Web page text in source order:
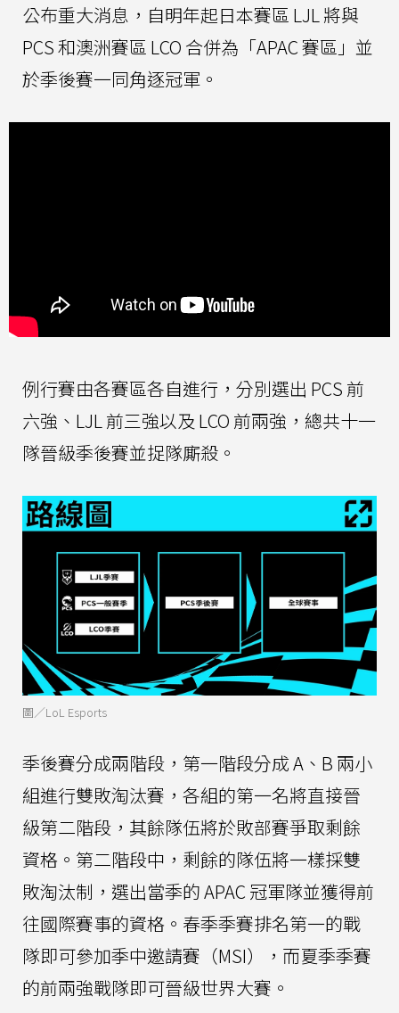
公布重大消息，自明年起日本賽區 LJL 將與
PCS 和澳洲賽區 LCO 合併為「APAC 賽區」並
於季後賽一同角逐冠軍。
例行賽由各賽區各自進行，分別選出 PCS 前
六強、LJL 前三強以及 LCO 前兩強，總共十一
隊晉級季後賽並捉隊廝殺。
圖／LoL Esports
季後賽分成兩階段，第一階段分成 A、B 兩小
組進行雙敗淘汰賽，各組的第一名將直接晉
級第二階段，其餘隊伍將於敗部賽爭取剩餘
資格。第二階段中，剩餘的隊伍將一樣採雙
敗淘汰制，選出當季的 APAC 冠軍隊並獲得前
往國際賽事的資格。春季季賽排名第一的戰
隊即可參加季中邀請賽（MSI），而夏季季賽
的前兩強戰隊即可晉級世界大賽。